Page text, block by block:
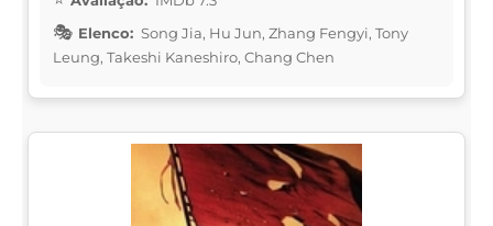
Elenco: Song Jia, Hu Jun, Zhang Fengyi, Tony
Leung, Takeshi Kaneshiro, Chang Chen